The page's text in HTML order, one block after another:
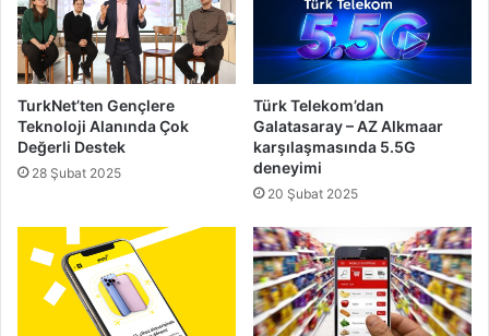
TurkNet’ten Gençlere
Teknoloji Alanında Çok
Değerli Destek
28 Şubat 2025
Türk Telekom’dan
Galatasaray – AZ Alkmaar
karşılaşmasında 5.5G
deneyimi
20 Şubat 2025